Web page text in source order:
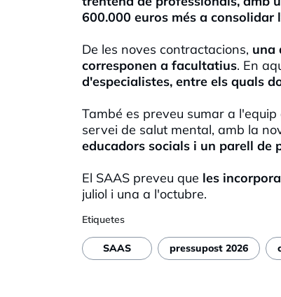
600.000 euros més a
De les noves contractacions, una
corresponen a facultatius. En
d'especialistes, entre els quals
També es preveu sumar a l'equip
servei de salut mental, amb la
educadors socials i un parell de
El SAAS preveu que les
juliol i una a l'octubre.
Etiquetes
SAAS pressupost 2026